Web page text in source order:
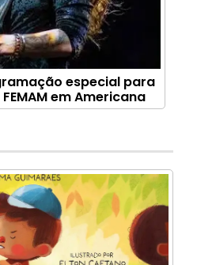
especial para
em Americana